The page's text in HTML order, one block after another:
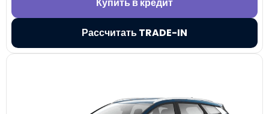
Рассчитать TRADE-IN